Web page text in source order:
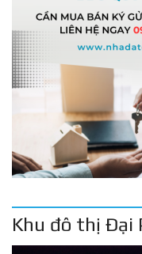
Khu đô thị Đại